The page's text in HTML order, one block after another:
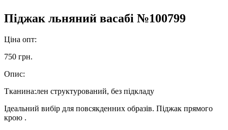
Піджак льняний васабі №100799
Ціна опт:
750 грн.
Опис:
Тканина:лен структурований, без підкладу
Ідеальний вибір для повсякденних образів. Піджак прямого
крою .